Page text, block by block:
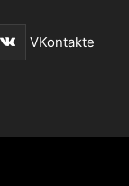
VKontakte